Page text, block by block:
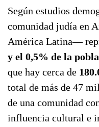
Según estudios
comunidad judía en
América Latina—
y el 0,5% de la
que hay cerca de
total de más de 47
de una comunidad
influencia cultural e